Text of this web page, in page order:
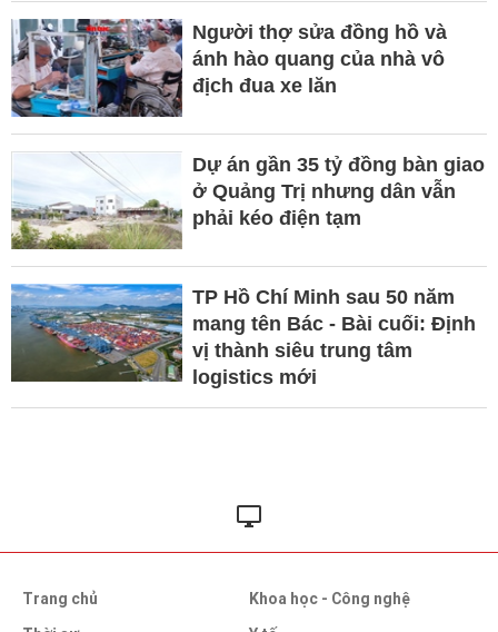
Người thợ sửa đồng hồ và
ánh hào quang của nhà vô
địch đua xe lăn
Dự án gần 35 tỷ đồng bàn giao
ở Quảng Trị nhưng dân vẫn
phải kéo điện tạm
TP Hồ Chí Minh sau 50 năm
mang tên Bác - Bài cuối: Định
vị thành siêu trung tâm
logistics mới
Trang chủ
Khoa học - Công nghệ